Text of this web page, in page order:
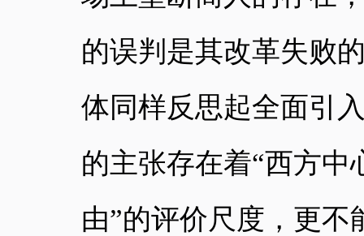
的误判是其改革失败
体同样反思起全面引
的主张存在着“西方中
由”的评价尺度，更